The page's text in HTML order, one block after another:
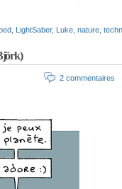
LightSaber, Luke nature
2 commentaires